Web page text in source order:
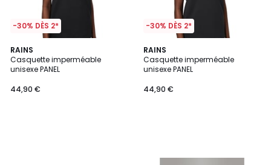
-30% DÈS 2*
RAINS
Casquette imperméable
unisexe PANEL
44,90 €
-30% DÈS 2*
RAINS
Casquette imperméable
unisexe PANEL
44,90 €